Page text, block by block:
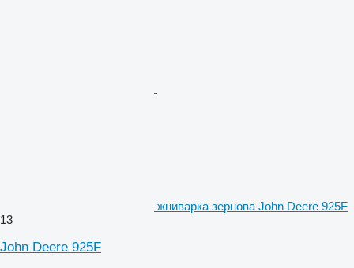
жниварка зернова John Deere 925F
13
John Deere 925F